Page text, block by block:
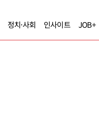
정치·사회 인사이트 JOB+